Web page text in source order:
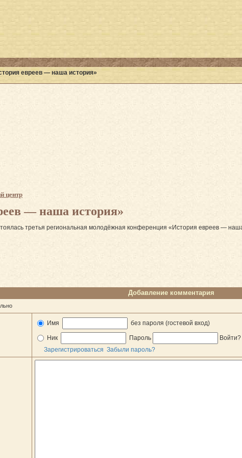
евреев — наша история»
центр
— наша история»
третья региональная молодёжная конференция «История евреев —
Добавление комментария
Имя без пароля (гостевой вход)
Ник Пароль
Войти?
Зарегистрироваться Забыли пароль?